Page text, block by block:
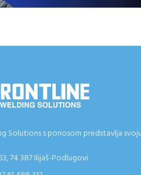
Solutions s ponosom predstavlja
74 387 Ilijaš-Podlugovi